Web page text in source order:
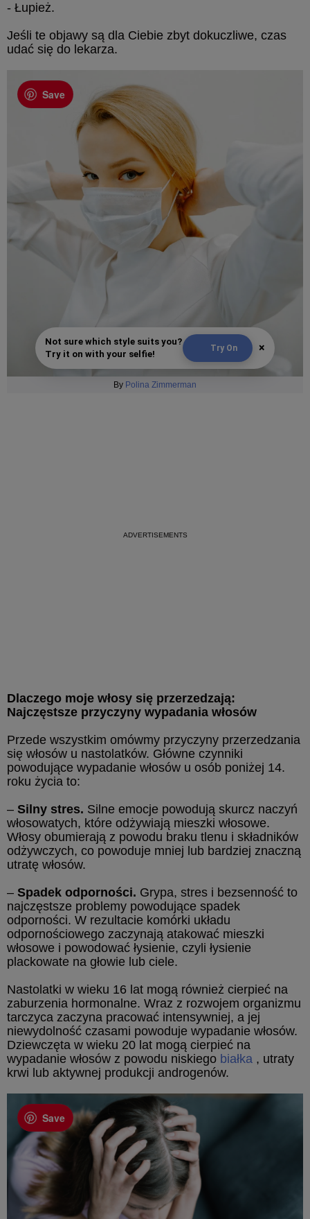
- Łupież.
Jeśli te objawy są dla Ciebie zbyt dokuczliwe, czas
udać się do lekarza.
Save
Not sure which style suits you?
Try it on with your selfie!
Try On ×
By Polina Zimmerman
Dlaczego moje włosy się przerzedzają:
Najczęstsze przyczyny wypadania włosów
Przede wszystkim omówmy przyczyny przerzedzania
się włosów u nastolatków. Główne czynniki
powodujące wypadanie włosów u osób poniżej 14.
roku życia to:
– Silny stres. Silne emocje powodują skurcz naczyń
włosowatych, które odżywiają mieszki włosowe.
Włosy obumierają z powodu braku tlenu i składników
odżywczych, co powoduje mniej lub bardziej znaczną
utratę włosów.
– Spadek odporności. Grypa, stres i bezsenność to
najczęstsze problemy powodujące spadek
odporności. W rezultacie komórki układu
odpornościowego zaczynają atakować mieszki
włosowe i powodować łysienie, czyli łysienie
plackowate na głowie lub ciele.
Nastolatki w wieku 16 lat mogą również cierpieć na
zaburzenia hormonalne. Wraz z rozwojem organizmu
tarczyca zaczyna pracować intensywniej, a jej
niewydolność czasami powoduje wypadanie włosów.
Dziewczęta w wieku 20 lat mogą cierpieć na
wypadanie włosów z powodu niskiego białka , utraty
krwi lub aktywnej produkcji androgenów.
Save